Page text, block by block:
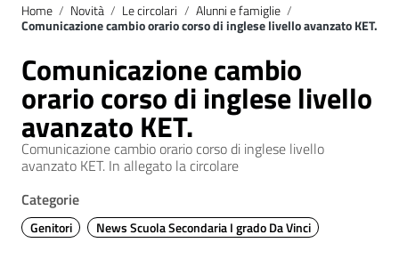
Home / Novità / Le circolari / Alunni e famiglie /
Comunicazione cambio orario corso di inglese livello avanzato KET.
Comunicazione cambio
orario corso di inglese livello
avanzato KET.
Comunicazione cambio orario corso di inglese livello
avanzato KET. In allegato la circolare
Categorie
Genitori News Scuola Secondaria I grado Da Vinci